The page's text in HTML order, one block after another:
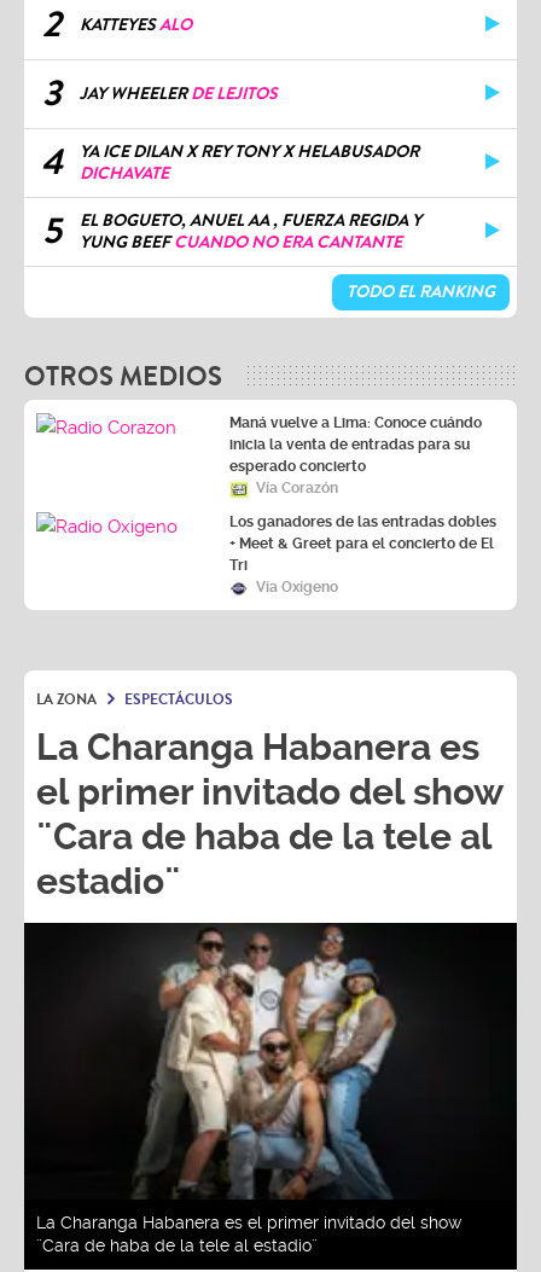
2 KATTEYESALO
3 JAY WHEELERDE LEJITOS
4
YA ICE DILAN X REY TONY X HELABUSADOR
DICHAVATE
5
EL BOGUETO, ANUEL AA , FUERZA REGIDA Y
YUNG BEEFCUANDO NO ERA CANTANTE
TODO EL RANKING
OTROS MEDIOS
Maná vuelve a Lima: Conoce cuándo
inicia la venta de entradas para su
esperado concierto
Vía Corazón
Los ganadores de las entradas dobles
+ Meet & Greet para el concierto de El
Tri
Vía Oxígeno
LA ZONA ESPECTÁCULOS
La Charanga Habanera es
el primer invitado del show
¨Cara de haba de la tele al
estadio¨
La Charanga Habanera es el primer invitado del show
¨Cara de haba de la tele al estadio¨